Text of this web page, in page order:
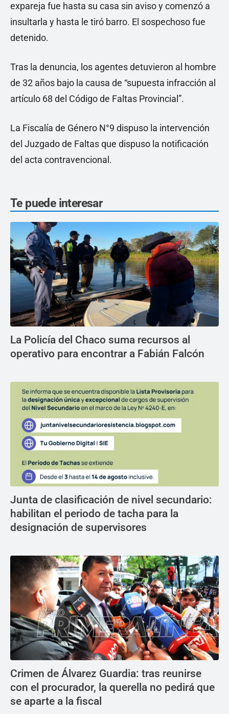
expareja fue hasta su casa sin aviso y comenzó a
insultarla y hasta le tiró barro. El sospechoso fue
detenido.
Tras la denuncia, los agentes detuvieron al hombre
de 32 años bajo la causa de “supuesta infracción al
artículo 68 del Código de Faltas Provincial”.
La Fiscalía de Género N°9 dispuso la intervención
del Juzgado de Faltas que dispuso la notificación
del acta contravencional.
Te puede interesar
La Policía del Chaco suma recursos al
operativo para encontrar a Fabián Falcón
Junta de clasificación de nivel secundario:
habilitan el periodo de tacha para la
designación de supervisores
Crimen de Álvarez Guardia: tras reunirse
con el procurador, la querella no pedirá que
se aparte a la fiscal